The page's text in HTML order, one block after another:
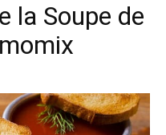
la Soupe de